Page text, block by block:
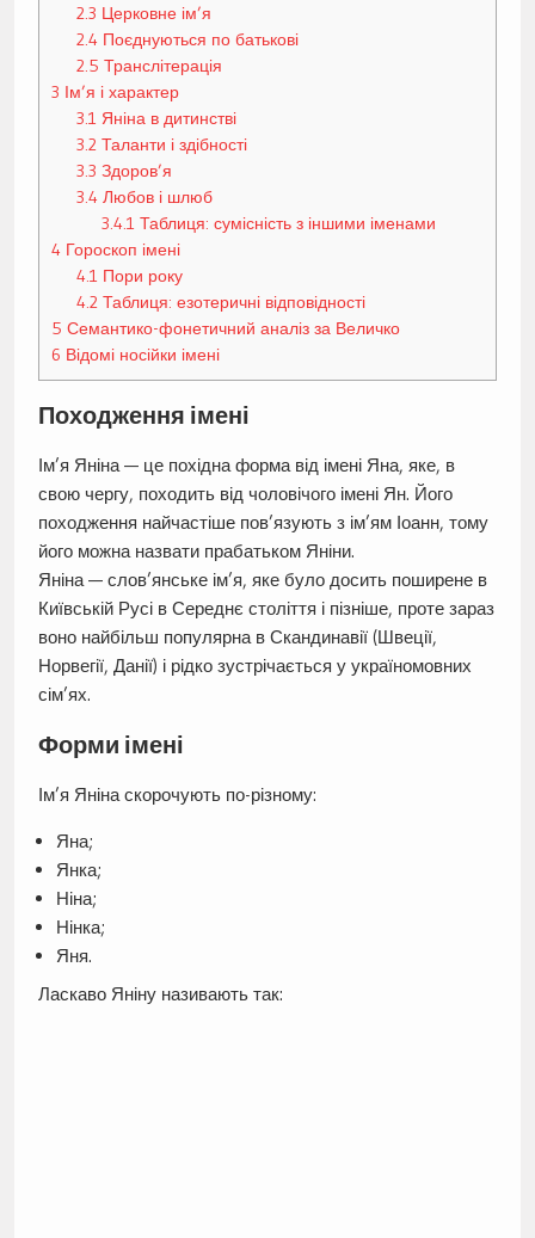
2.3 Церковне ім’я
2.4 Поєднуються по батькові
2.5 Транслітерація
3 Ім’я і характер
3.1 Яніна в дитинстві
3.2 Таланти і здібності
3.3 Здоров’я
3.4 Любов і шлюб
3.4.1 Таблиця: сумісність з іншими іменами
4 Гороскоп імені
4.1 Пори року
4.2 Таблиця: езотеричні відповідності
5 Семантико-фонетичний аналіз за Величко
6 Відомі носійки імені
Походження імені
Ім’я Яніна — це похідна форма від імені Яна, яке, в
свою чергу, походить від чоловічого імені Ян. Його
походження найчастіше пов’язують з ім’ям Іоанн, тому
його можна назвати прабатьком Яніни.
Яніна — слов’янське ім’я, яке було досить поширене в
Київській Русі в Середнє століття і пізніше, проте зараз
воно найбільш популярна в Скандинавії (Швеції,
Норвегії, Данії) і рідко зустрічається у україномовних
сім’ях.
Форми імені
Ім’я Яніна скорочують по-різному:
Яна;
Янка;
Ніна;
Нінка;
Яня.
Ласкаво Яніну називають так: